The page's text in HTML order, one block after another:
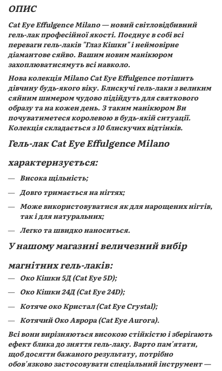
ОПИС
Cat Eye Effulgence Milano — новий світловідбивний
гель-лак професійної якості. Поєднує в собі всі
переваги гель-лаків "Глаз Кішки" і неймовірне
діамантове сяйво. Вашим новим манікюром
захоплюватисямуть всі навколо.
Нова колекція Milano Cat Eye Effulgence потішить
дівчину будь-якого віку. Блискучі гель-лаки з великим
сяйним шимером чудово підійдуть для святкового
образу та на кожен день. З таким манікюром Ви
почуватиметеся королевою в будь-якій ситуації.
Колекція складається з 10 блискучих відтінків.
Гель-лак Cat Eye Effulgence Milano
характеризується:
Висока щільність;
Довго тримається на нігтях;
Може використовуватися як для нарощених нігтів,
так і для натуральних;
Легко та швидко наноситься.
У нашому магазині величезний вибір
магнітних гель-лаків:
Око Кішки 5Д (Cat Eye 5D);
Око Кішки 24Д (Cat Eye 24D);
Котяче око Кристал (Cat Eye Crystal);
Котячий Око Аврора (Cat Eye Aurora).
Всі вони вирізняються високою стійкістю і зберігають
ефект блика до зняття гель-лаку. Варто пам'ятати,
щоб досягти бажаного результату, потрібно
обов'язково застосовувати спеціальний інструмент —